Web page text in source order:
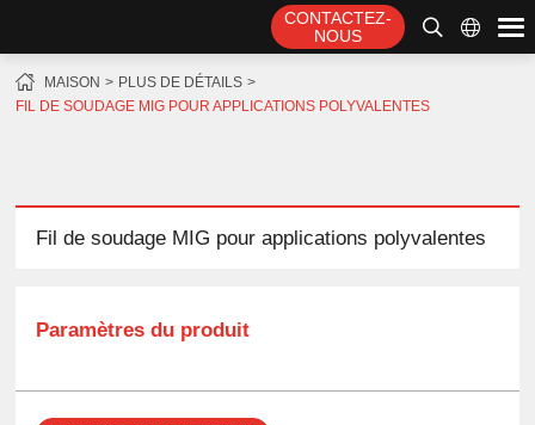
CONTACTEZ-
NOUS
MAISON
PLUS DE DÉTAILS
FIL DE SOUDAGE MIG POUR APPLICATIONS POLYVALENTES
Fil de soudage MIG pour applications polyvalentes
Paramètres du produit